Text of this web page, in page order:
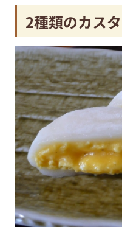
2種類のカス